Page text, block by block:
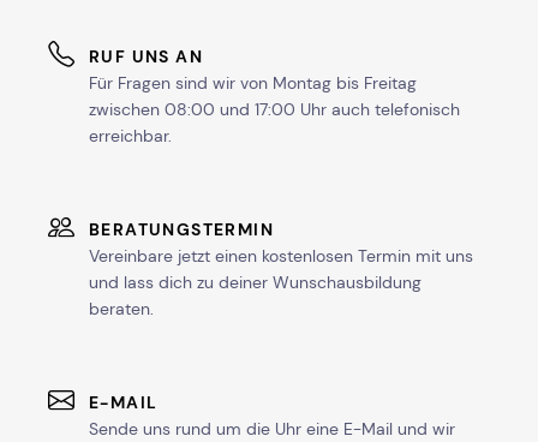
RUF UNS AN
Für Fragen sind wir von Montag bis Freitag
zwischen 08:00 und 17:00 Uhr auch telefonisch
erreichbar.
BERATUNGSTERMIN
Vereinbare jetzt einen kostenlosen Termin mit uns
und lass dich zu deiner Wunschausbildung
beraten.
E-MAIL
Sende uns rund um die Uhr eine E-Mail und wir